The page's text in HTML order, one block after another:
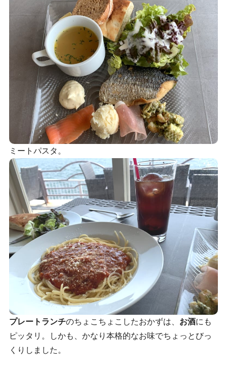
ミートパスタ。
プレートランチのちょこちょこしたおかずは、 お酒にも
ピッタリ。しかも、かなり本格的なお味でちょっとびっ
くりしました。